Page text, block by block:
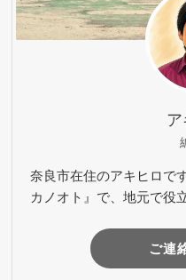
ア
奈良市在住のアキヒロで
カノオト』で、地元で役
ご連